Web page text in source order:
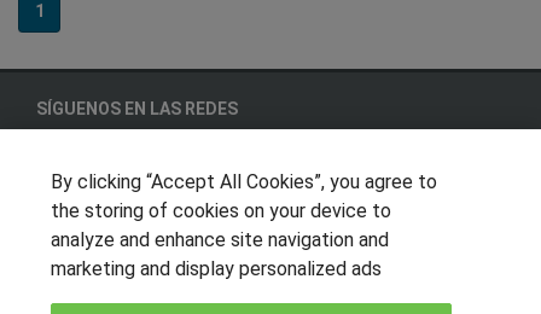
1
SÍGUENOS EN LAS REDES
OTROS GRUPOS DE INTERES
Muro de los idiomas
Hablemos de empleo
By clicking “Accept All Cookies”, you agree to
the storing of cookies on your device to
analyze and enhance site navigation and
marketing and display personalized ads